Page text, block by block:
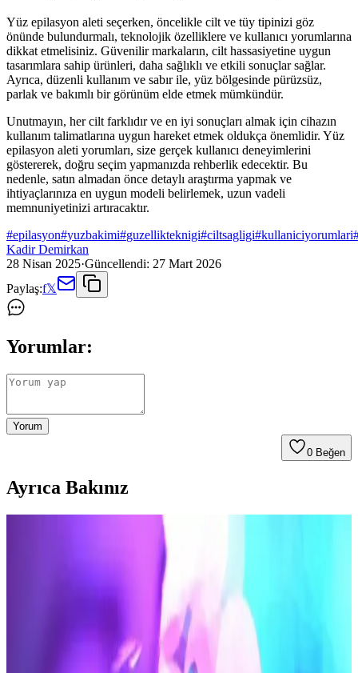
Yüz epilasyon aleti seçerken, öncelikle cilt ve tüy tipinizi göz
önünde bulundurmalı, teknolojik özelliklere ve kullanıcı yorumlarına
dikkat etmelisiniz. Güvenilir markaların, cilt hassasiyetine uygun
tasarımlara sahip ürünleri, daha sağlıklı ve etkili sonuçlar sağlar.
Ayrıca, düzenli kullanım ve sabır ile, yüz bölgesinde pürüzsüz,
parlak ve bakımlı bir görünüm elde etmek mümkündür.
Unutmayın, her cilt farklıdır ve en iyi sonuçları almak için cihazın
kullanım talimatlarına uygun hareket etmek oldukça önemlidir. Yüz
epilasyon aleti yorumları, size gerçek kullanıcı deneyimlerini
göstererek, doğru seçim yapmanızda rehberlik edecektir. Bu
nedenle, satın almadan önce detaylı araştırma yapmak ve
ihtiyaçlarınıza en uygun modeli belirlemek, uzun vadeli
memnuniyetinizi artıracaktır.
#epilasyon#yuzbakimi#guzellikteknigi#ciltsagligi#kullaniciyorumlari
Kadir Demirkan
28 Nisan 2025·Güncellendi: 27 Mart 2026
Paylaş:f𝕏
Yorumlar:
Yorum
0 Beğen
Ayrıca Bakınız
Hassas Ciltler İçin Güvenli ve Etkili Tüy Alma
Hassas ciltler için güvenli tüy alma yöntemleri, doğru ürün seçimi ve
uygulama teknikleriyle tahrişi en aza indirir, rahat bir deneyim
Clorethyl Soğutucu Sprey 150ml 3 Adet: Lazer
Epilasyonda Ağrı ve Hassasiyeti Azaltan Etkili